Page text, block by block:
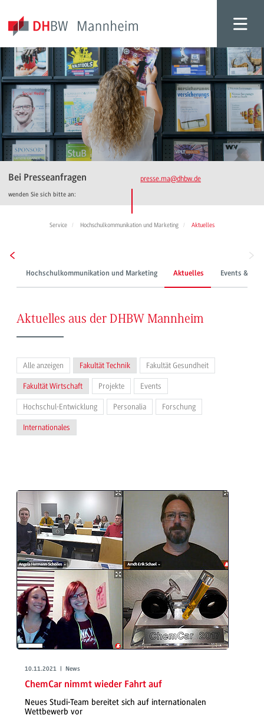
Bei Presseanfragen
wenden Sie sich bitte an:
presse.ma@dhbw.de
Service Hochschulkommunikation und Marketing Aktuelles
Hochschulkommunikation und Marketing Aktuelles Events &
Aktuelles aus der DHBW Mannheim
Alle anzeigen Fakultät Technik Fakultät Gesundheit
Fakultät Wirtschaft Projekte Events
Hochschul-Entwicklung Personalia Forschung
Internationales
10.11.2021 | News
ChemCar nimmt wieder Fahrt auf
Neues Studi-Team bereitet sich auf internationalen
Wettbewerb vor